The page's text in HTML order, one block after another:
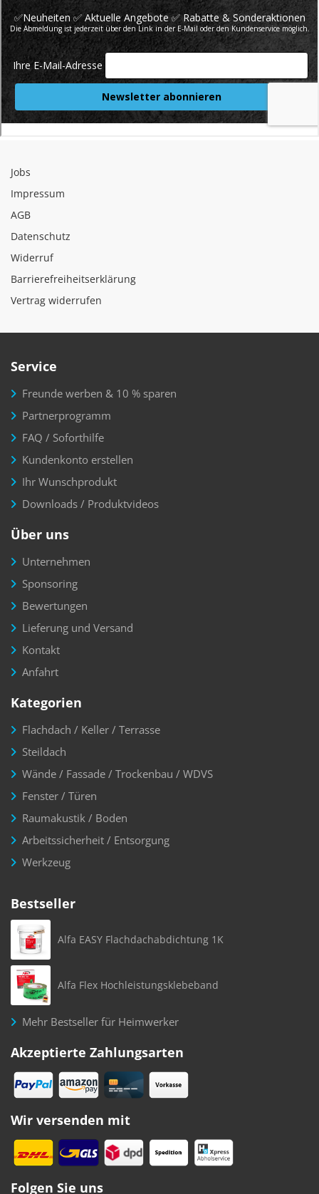
Jobs
Impressum
AGB
Datenschutz
Widerruf
Barrierefreiheitserklärung
Vertrag widerrufen
Service
Freunde werben & 10 % sparen
Partnerprogramm
FAQ / Soforthilfe
Kundenkonto erstellen
Ihr Wunschprodukt
Downloads / Produktvideos
Über uns
Unternehmen
Sponsoring
Bewertungen
Lieferung und Versand
Kontakt
Anfahrt
Kategorien
Flachdach / Keller / Terrasse
Steildach
Wände / Fassade / Trockenbau / WDVS
Fenster / Türen
Raumakustik / Boden
Arbeitssicherheit / Entsorgung
Werkzeug
Bestseller
Alfa EASY Flachdachabdichtung 1K
Alfa Flex Hochleistungsklebeband
Mehr Bestseller für Heimwerker
Akzeptierte Zahlungsarten
Wir versenden mit
Folgen Sie uns